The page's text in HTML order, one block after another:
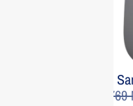
Souris
769